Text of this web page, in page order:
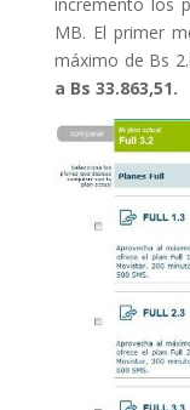
MB. El primer
máximo de Bs
a Bs 33.863,51.